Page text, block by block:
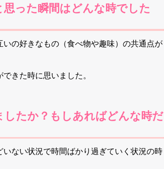
った瞬間はどんな時でした
の好きなもの（食べ物や趣味）の共通点が
きた時に思いました。
たか？もしあればどんな時だ
ない状況で時間ばかり過ぎていく状況の時